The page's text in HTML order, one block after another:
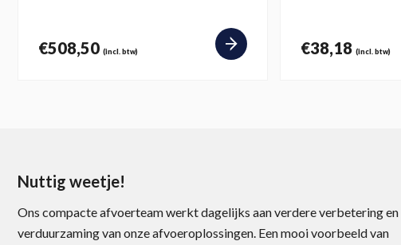
€508,50 (incl. btw) €38,18 (incl. btw)
Nuttig weetje!
Ons compacte afvoerteam werkt dagelijks aan verdere verbetering en
verduurzaming van onze afvoeroplossingen. Een mooi voorbeeld van